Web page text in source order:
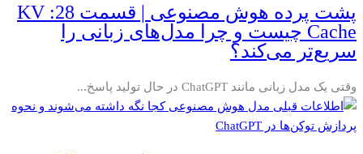
پشت پرده هوش مصنوعی | قسمت 28: KV
Cache چیست و چرا مدل‌های زبانی را
سریع‌تر می‌کند؟
وقتی یک مدل زبانی مانند ChatGPT در حال تولید پاسخ...